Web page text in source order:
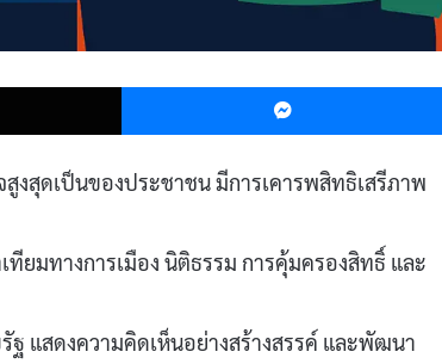
X
สุดเป็นของประชาชน มีการเคารพสิทธิเสรีภาพ
ยมทางการเมือง นิติธรรม การคุ้มครองสิทธิ์ และ
ฐ แสดงความคิดเห็นอย่างสร้างสรรค์ และพัฒนา